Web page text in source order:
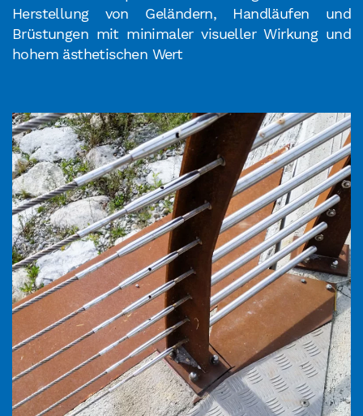
Herstellung von Geländern, Handläufen und
Brüstungen mit minimaler visueller Wirkung und
hohem ästhetischen Wert